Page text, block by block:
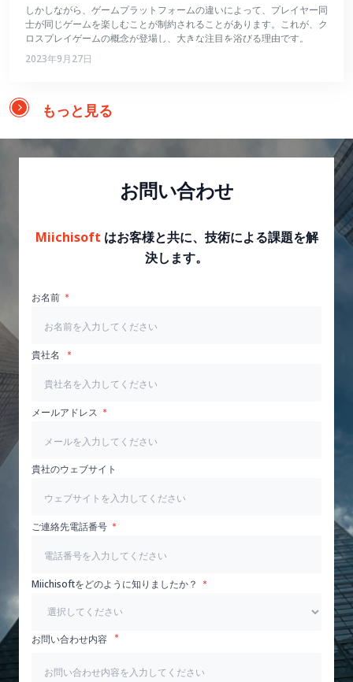
しかしながら、ゲームプラットフォームの違いによって、プレイヤー同
士が同じゲームを楽しむことが制約されることがあります。これが、ク
ロスプレイゲームの概念が登場し、大きな注目を浴びる理由です。
2023年9月27日
もっと見る
お問い合わせ
Miichisoft はお客様と共に、技術による課題を解
決します。
お名前
貴社名
メールアドレス
貴社のウェブサイト
ご連絡先電話番号
Miichisoftをどのように知りましたか？
お問い合わせ内容